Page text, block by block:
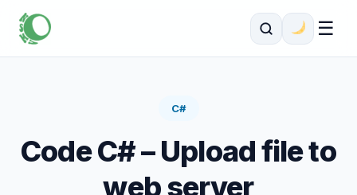
☰
C#
Code C# – Upload file to
web server